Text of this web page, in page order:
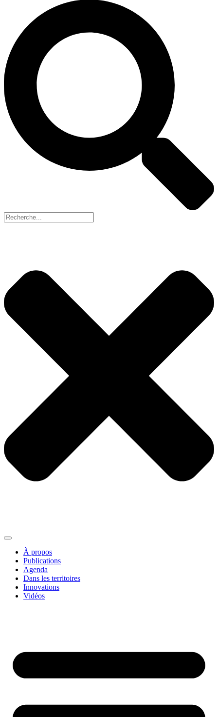
À propos
Publications
Agenda
Dans les territoires
Innovations
Vidéos